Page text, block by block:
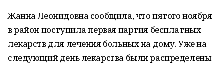
Жанна Леонидовна сообщила, что пятого ноября
в район поступила первая партия бесплатных
лекарств для лечения больных на дому. Уже на
следующий день лекарства были распределены